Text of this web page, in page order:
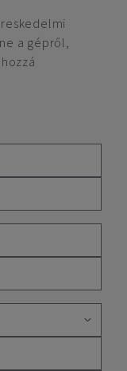
a gépről,